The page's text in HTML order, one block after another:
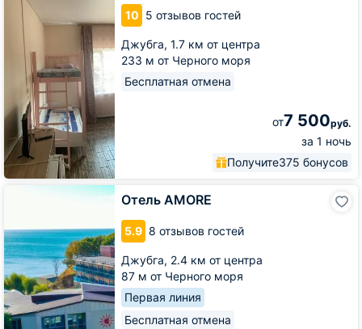
10 5 отзывов гостей
Джубга, 1.7 км от центра
233 м от Черного моря
Бесплатная отмена
от7 500руб.
за 1 ночь
Получите375 бонусов
Отель АМОRЕ
5.9 8 отзывов гостей
Джубга, 2.4 км от центра
87 м от Черного моря
Первая линия
Бесплатная отмена